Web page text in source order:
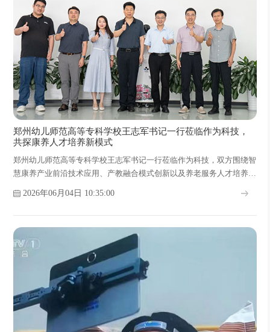
郑州幼儿师范高等专科学校王志军书记一行莅临作为科技，
共探康养人才培养新模式
郑州幼儿师范高等专科学校王志军书记一行莅临作为科技，双方围绕智
慧康养产业前沿技术应用、产教融合模式创新以及养老服务人才培养等
2026年06月04日 10:35:00